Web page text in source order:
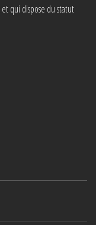
qui dispose du statut